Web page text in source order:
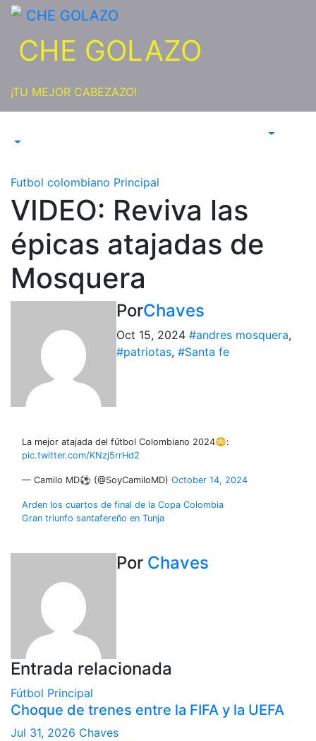
Saltar
contenido
CHE GOLAZO
¡TU MEJOR CABEZAZO!
Futbol colombiano Principal
VIDEO: Reviva las
épicas atajadas de
Mosquera
PorChaves
Oct 15, 2024 #andres mosquera,
#patriotas, #Santa fe
La mejor atajada del fútbol Colombiano 2024😳:
pic.twitter.com/KNzj5rrHd2
— Camilo MD⚽️ (@SoyCamiloMD) October 14, 2024
Navegación
Arden los cuartos de final de la Copa Colombia
Gran triunfo santafereño en Tunja
Por Chaves
Entrada relacionada
Fútbol Principal
Choque de trenes entre la FIFA y la UEFA
Jul 31, 2026 Chaves